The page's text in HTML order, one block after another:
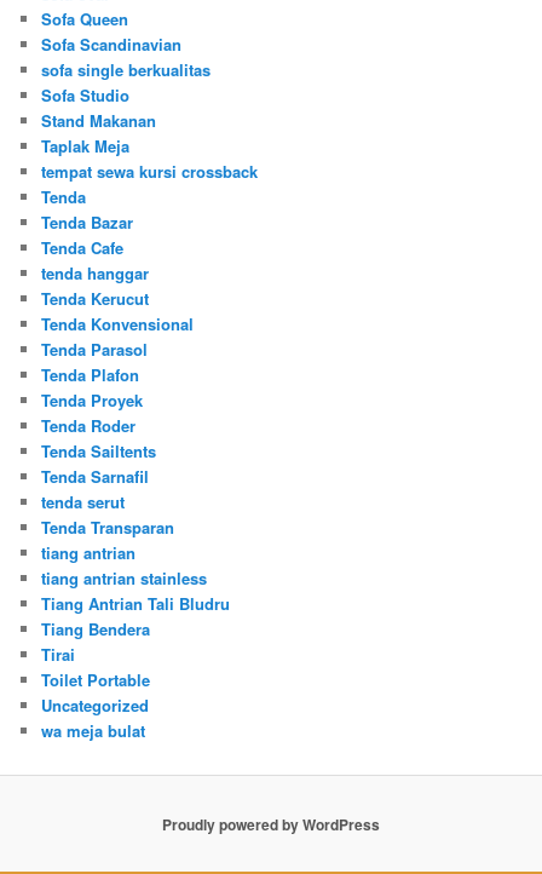
Sofa Queen
Sofa Scandinavian
sofa single berkualitas
Sofa Studio
Stand Makanan
Taplak Meja
tempat sewa kursi crossback
Tenda
Tenda Bazar
Tenda Cafe
tenda hanggar
Tenda Kerucut
Tenda Konvensional
Tenda Parasol
Tenda Plafon
Tenda Proyek
Tenda Roder
Tenda Sailtents
Tenda Sarnafil
tenda serut
Tenda Transparan
tiang antrian
tiang antrian stainless
Tiang Antrian Tali Bludru
Tiang Bendera
Tirai
Toilet Portable
Uncategorized
wa meja bulat
Proudly powered by WordPress